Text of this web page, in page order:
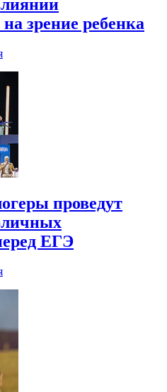
зрение ребенка
проведут
ЕГЭ